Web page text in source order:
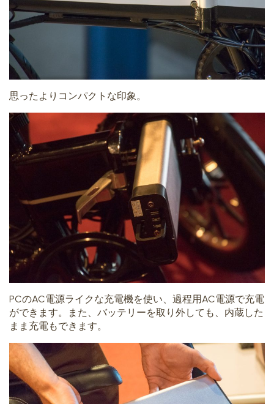
思ったよりコンパクトな印象。
PCのAC電源ライクな充電機を使い、過程用AC電源で充電
ができます。また、バッテリーを取り外しても、内蔵した
まま充電もできます。